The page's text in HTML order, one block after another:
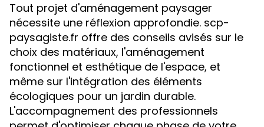
Tout projet d'aménagement paysager
nécessite une réflexion approfondie. scp-
paysagiste.fr offre des conseils avisés sur le
choix des matériaux, l'aménagement
fonctionnel et esthétique de l'espace, et
même sur l'intégration des éléments
écologiques pour un jardin durable.
L'accompagnement des professionnels